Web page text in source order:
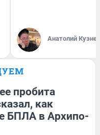
Анатолий
пробита
как
БПЛА в Архипо-